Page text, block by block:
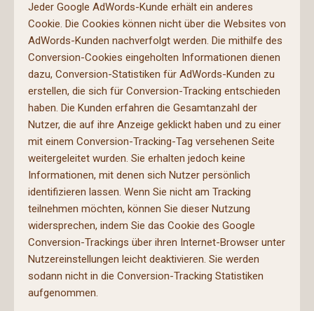
Jeder Google AdWords-Kunde erhält ein anderes
Cookie. Die Cookies können nicht über die Websites von
AdWords-Kunden nachverfolgt werden. Die mithilfe des
Conversion-Cookies eingeholten Informationen dienen
dazu, Conversion-Statistiken für AdWords-Kunden zu
erstellen, die sich für Conversion-Tracking entschieden
haben. Die Kunden erfahren die Gesamtanzahl der
Nutzer, die auf ihre Anzeige geklickt haben und zu einer
mit einem Conversion-Tracking-Tag versehenen Seite
weitergeleitet wurden. Sie erhalten jedoch keine
Informationen, mit denen sich Nutzer persönlich
identifizieren lassen. Wenn Sie nicht am Tracking
teilnehmen möchten, können Sie dieser Nutzung
widersprechen, indem Sie das Cookie des Google
Conversion-Trackings über ihren Internet-Browser unter
Nutzereinstellungen leicht deaktivieren. Sie werden
sodann nicht in die Conversion-Tracking Statistiken
aufgenommen.